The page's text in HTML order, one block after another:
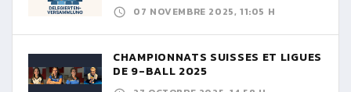
07 NOVEMBRE 2025, 11:05 H
CHAMPIONNATS SUISSES ET LIGUES
DE 9-BALL 2025